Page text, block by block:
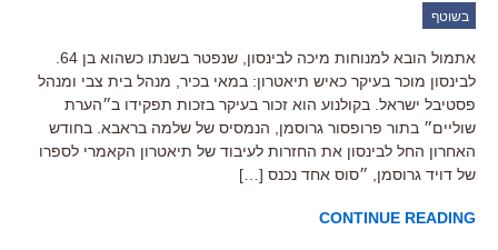
בשוטף
לבינסון מוכר בעיקר כאיש תיאטרון: במאי בכיר, מנהל בית צבי ומנהל
פסטיבל ישראל. בקולנוע הוא זכור בעיקר בזכות תפקידו ב״הערת
שוליים״ בתור פרופסור גרוסמן, הנמסיס של שלמה בראבא. בחודש
האחרון החל לבינסון את החזרות לעיבוד של תיאטרון הקאמרי לספרו
של דויד גרוסמן, ״סוס אחד נכנס […]
CONTINUE READING